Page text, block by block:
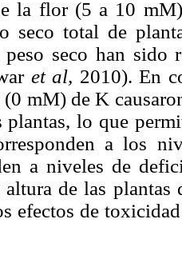
la flor (5 a 10
seco total de
seco han
et al, 2010). En
mM) de K
plantas, lo que
a los
a niveles de
altura de las plantas
efectos de